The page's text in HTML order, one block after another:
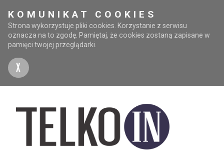
KOMUNIKAT COOKIES
Strona wykorzystuje pliki cookies. Korzystanie z serwisu
oznacza na to zgodę. Pamiętaj, że cookies zostaną zapisane w
pamięci twojej przeglądarki.
X